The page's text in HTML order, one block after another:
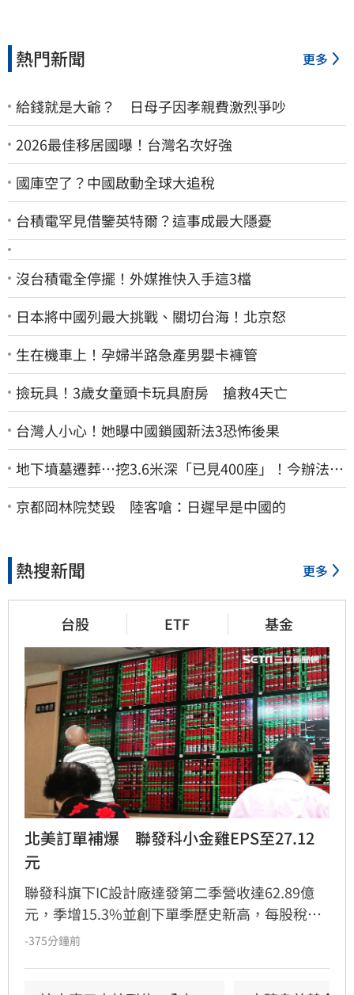
熱門新聞 更多
給錢就是大爺？ 日母子因孝親費激烈爭吵
2026最佳移居國曝！台灣名次好強
國庫空了？中國啟動全球大追稅
台積電罕見借鑒英特爾？這事成最大隱憂
沒台積電全停擺！外媒推快入手這3檔
日本將中國列最大挑戰、關切台海！北京怒
生在機車上！孕婦半路急產男嬰卡褲管
撿玩具！3歲女童頭卡玩具廚房 搶救4天亡
台灣人小心！她曝中國鎖國新法3恐怖後果
地下墳墓遷葬…挖3.6米深「已見400座」！今辦法會
安撫祖先
京都岡林院焚毀 陸客嗆：日遲早是中國的
熱搜新聞 更多
台股 ETF 基金
北美訂單補爆　聯發科小金雞EPS至27.12
元
聯發科旗下IC設計廠達發第二季營收達62.89億
元，季增15.3%並創下單季歷史新高，每股稅後
盈餘達5.25元。儘管台股近期表現疲弱，達發股
-375分鐘前